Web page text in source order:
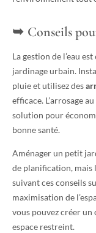
Conseils
La gestion de l’eau
jardinage urbain.
pluie et utilisez des
efficace. L’arrosage
solution pour
bonne santé.
Aménager un petit
de planification, mais
suivant ces conseils
maximisation de
vous pouvez créer un
espace restreint.